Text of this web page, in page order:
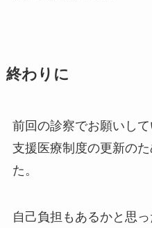
終わりに
前回の診察でお願いし
支援医療制度の更新の
た。
自己負担もあるかと思